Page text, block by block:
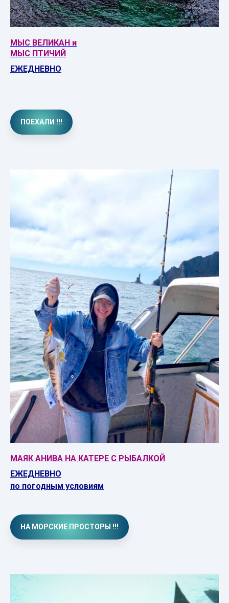
МЫС ВЕЛИКАН и
МЫС ПТИЧИЙ
ЕЖЕДНЕВНО
ПОЕХАЛИ !!!
МАЯК АНИВА НА КАТЕРЕ С РЫБАЛКОЙ
ЕЖЕДНЕВНО
по погодным условиям
НА МОРСКИЕ ПРОСТОРЫ !!!